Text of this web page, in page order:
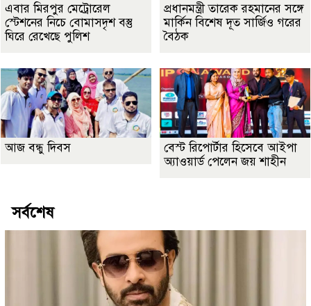
এবার মিরপুর মেট্রোরেল
স্টেশনের নিচে বোমাসদৃশ বস্তু
ঘিরে রেখেছে পুলিশ
প্রধানমন্ত্রী তারেক রহমানের সঙ্গে
মার্কিন বিশেষ দূত সার্জিও গরের
বৈঠক
আজ বন্ধু দিবস
বেস্ট রিপোর্টার হিসেবে আইপা
অ্যাওয়ার্ড পেলেন জয় শাহীন
সর্বশেষ